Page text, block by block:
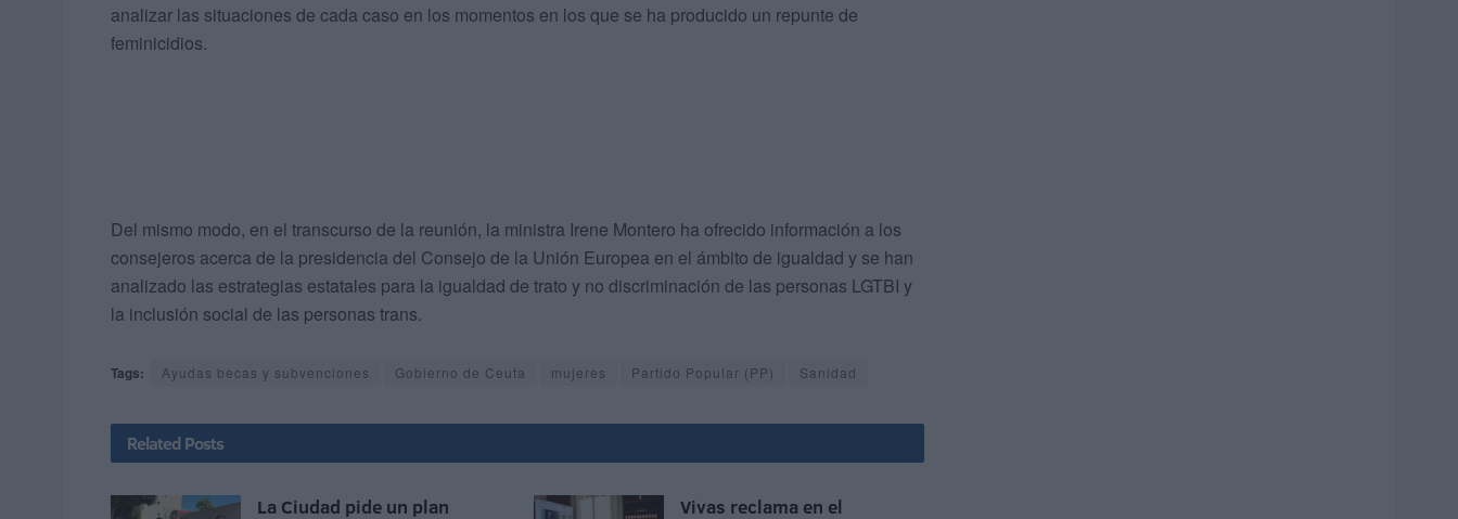
analizar las situaciones de cada caso en los momentos en los que se ha producido un repunte de
feminicidios.
Del mismo modo, en el transcurso de la reunión, la ministra Irene Montero ha ofrecido información a los
consejeros acerca de la presidencia del Consejo de la Unión Europea en el ámbito de igualdad y se han
analizado las estrategias estatales para la igualdad de trato y no discriminación de las personas LGTBI y
la inclusión social de las personas trans.
Tags: Ayudas becas y subvenciones Gobierno de Ceuta mujeres Partido Popular (PP) Sanidad
Related Posts
La Ciudad pide un plan
Vivas reclama en el